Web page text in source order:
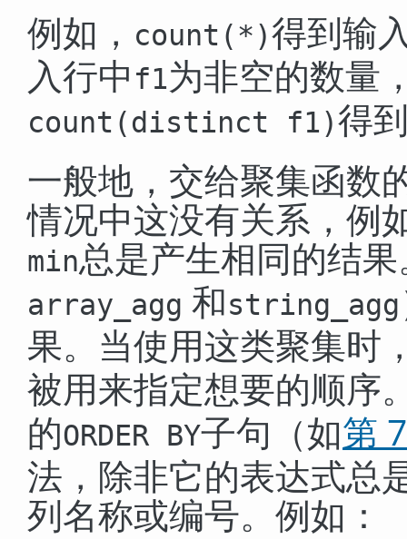
例如， count(*)得到输
入行中 f1为非空的数量
count(distinct f1)得
一般地，交给聚集函数
情况中这没有关系，例
min总是产生相同的结
array_agg 和string_agg
果。当使用这类聚集时
被用来指定想要的顺序
的ORDER BY子句（如第
法，除非它的表达式总
列名称或编号。例如：